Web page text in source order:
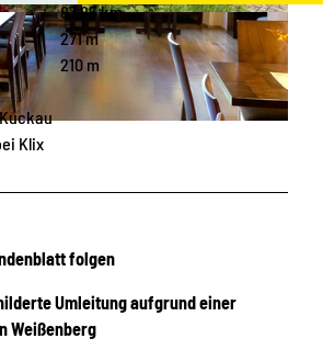
Ober
|CC-BY-SA
© Marketing-Gesellschaft Oberlausitz-Niedersc
hlesien mbH, Das Landschaftswunderland Ober
lausitz | CC-BY-SA
87,85 km
271 m
210 m
Klix
folgen
Umleitung aufgrund einer
Weißenberg